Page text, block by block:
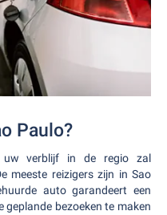
Paulo?
uw verblijf in de regio zal
meeste reizigers zijn in Sao
auto garandeert een
geplande bezoeken te maken